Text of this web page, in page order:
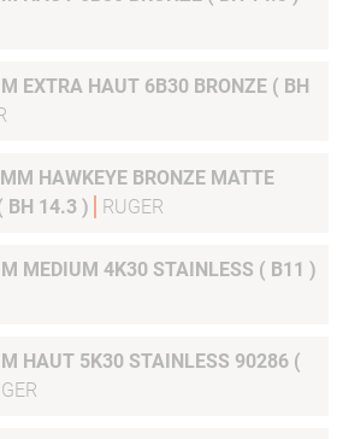
EXTRA HAUT 6B30 BRONZE ( BH
HAWKEYE BRONZE MATTE
5BHM ( BH 14.3 )
RUGER
COLLIER 30MM MEDIUM 4K30 STAINLESS ( B11 )
STAINLESS 90286 (